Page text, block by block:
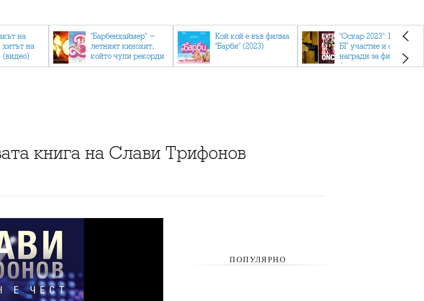
на
на
(видео)
"Барбенхаймер" -
летният кинохит,
който чупи рекорди
Кой кой е във филма
"Барби" (2023)
"Оскар 2023": Приз с
БГ участие и седем
награди за филма
фаворит
книга на Слави Трифонов
ПОПУЛЯРНО